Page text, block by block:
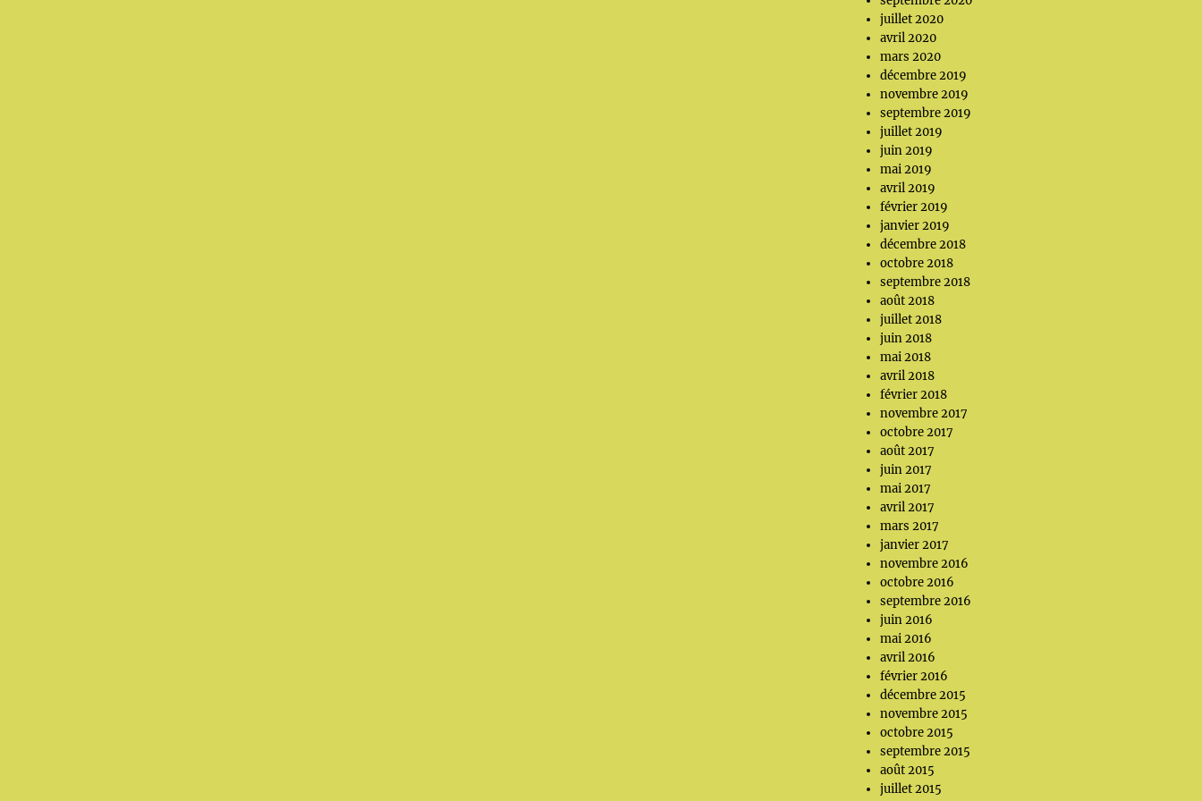
juillet 2020
avril 2020
mars 2020
décembre 2019
novembre 2019
septembre 2019
juillet 2019
juin 2019
mai 2019
avril 2019
février 2019
janvier 2019
décembre 2018
octobre 2018
septembre 2018
août 2018
juillet 2018
juin 2018
mai 2018
avril 2018
février 2018
novembre 2017
octobre 2017
août 2017
juin 2017
mai 2017
avril 2017
mars 2017
janvier 2017
novembre 2016
octobre 2016
septembre 2016
juin 2016
mai 2016
avril 2016
février 2016
décembre 2015
novembre 2015
octobre 2015
septembre 2015
août 2015
juillet 2015